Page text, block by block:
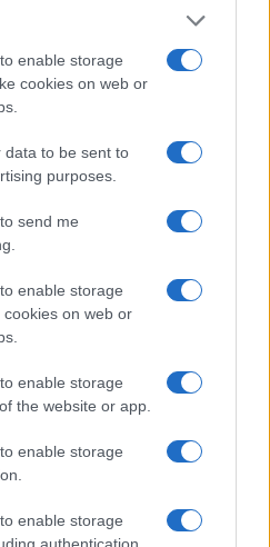
enable storage
cookies on web or
data to be sent to
purposes.
send me
enable storage
on web or
enable storage
the website or app.
enable storage
enable storage
DEL MESE